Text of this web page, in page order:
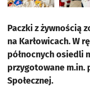
Paczki z żywnością
na Karłowicach. W
północnych osiedli
przygotowane m.in.
Społecznej.